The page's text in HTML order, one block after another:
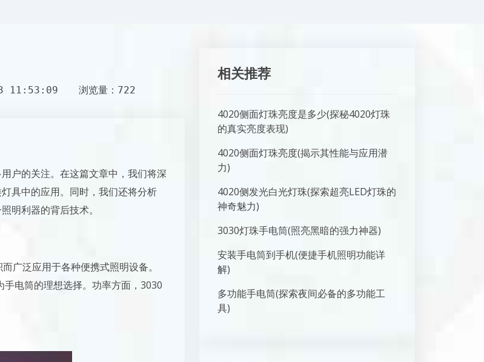
11:53:09 浏览量：722
户的关注。在这篇文章中，我们将深
具中的应用。同时，我们还将分析
明利器的背后技术。
广泛应用于各种便携式照明设备。
电筒的理想选择。功率方面，3030
相关推荐
4020侧面灯珠亮度是多少(探秘4020灯珠
的真实亮度表现)
4020侧面灯珠亮度(揭示其性能与应用潜
力)
4020侧发光白光灯珠(探索超亮LED灯珠的
神奇魅力)
3030灯珠手电筒(照亮黑暗的强力神器)
安装手电筒到手机(便捷手机照明功能详
解)
多功能手电筒(探索夜间必备的多功能工
具)